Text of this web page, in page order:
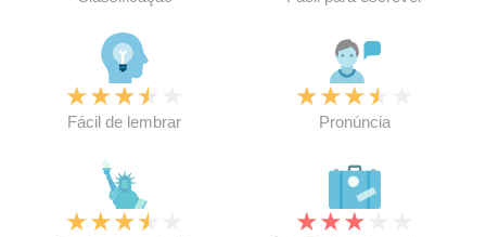
★★★★
Fácil de lembrar
★★★★
Pronúncia
★★★★ ★★★